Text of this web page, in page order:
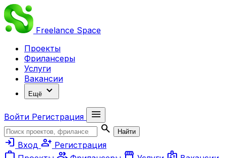
Freelance Space
Проекты
Фрилансеры
Услуги
Вакансии
Ещё expand_more
Войти Регистрация
menu
search
Найти
login Вход person_add Регистрация